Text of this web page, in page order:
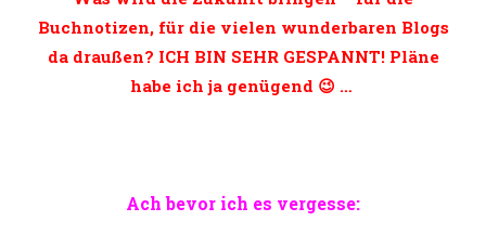
Buchnotizen, für die vielen wunderbaren Blogs
da draußen? ICH BIN SEHR GESPANNT! Pläne
habe ich ja genügend 😉 …
Ach bevor ich es vergesse: